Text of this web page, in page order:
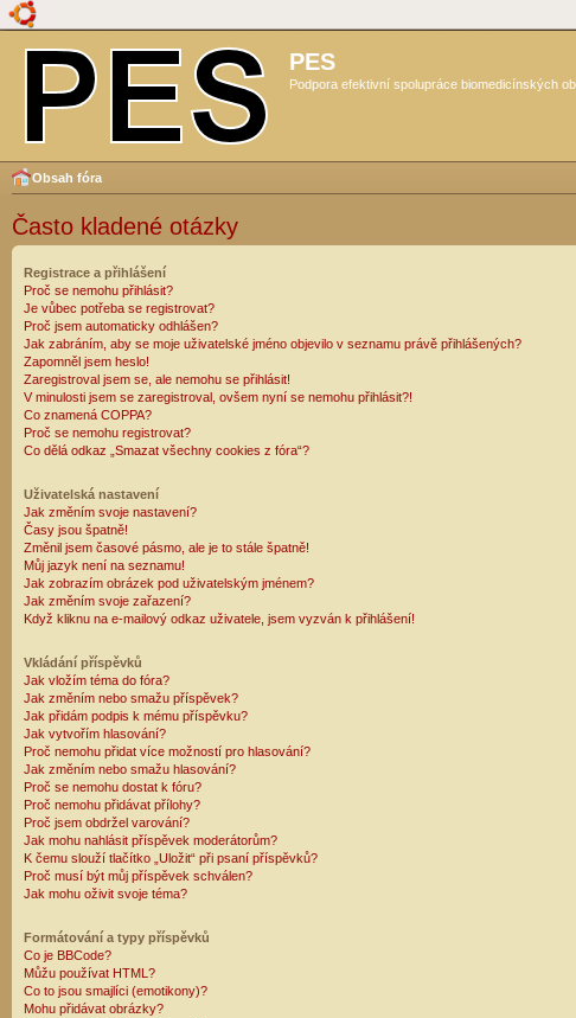
PES
Podpora efektivní spolupráce biomedicínských
Obsah fóra
Často kladené otázky
Registrace a přihlášení
Proč se nemohu přihlásit?
Je vůbec potřeba se registrovat?
Proč jsem automaticky odhlášen?
Jak zabráním, aby se moje uživatelské jméno objevilo v seznamu právě přihlášených?
Zapomněl jsem heslo!
Zaregistroval jsem se, ale nemohu se přihlásit!
V minulosti jsem se zaregistroval, ovšem nyní se nemohu přihlásit?!
Co znamená COPPA?
Proč se nemohu registrovat?
Co dělá odkaz „Smazat všechny cookies z fóra“?
Uživatelská nastavení
Jak změním svoje nastavení?
Časy jsou špatně!
Změnil jsem časové pásmo, ale je to stále špatně!
Můj jazyk není na seznamu!
Jak zobrazím obrázek pod uživatelským jménem?
Jak změním svoje zařazení?
Když kliknu na e-mailový odkaz uživatele, jsem vyzván k přihlášení!
Vkládání příspěvků
Jak vložím téma do fóra?
Jak změním nebo smažu příspěvek?
Jak přidám podpis k mému příspěvku?
Jak vytvořím hlasování?
Proč nemohu přidat více možností pro hlasování?
Jak změním nebo smažu hlasování?
Proč se nemohu dostat k fóru?
Proč nemohu přidávat přílohy?
Proč jsem obdržel varování?
Jak mohu nahlásit příspěvek moderátorům?
K čemu slouží tlačítko „Uložit“ při psaní příspěvků?
Proč musí být můj příspěvek schválen?
Jak mohu oživit svoje téma?
Formátování a typy příspěvků
Co je BBCode?
Můžu používat HTML?
Co to jsou smajlíci (emotikony)?
Mohu přidávat obrázky?